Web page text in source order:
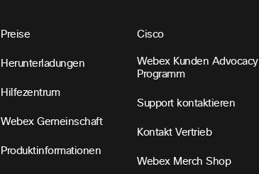
Preise
Herunterladungen
Hilfezentrum
Webex Gemeinschaft
Produktinformationen
Cisco
Webex Kunden Advocacy
Programm
Support kontaktieren
Kontakt Vertrieb
Webex Merch Shop